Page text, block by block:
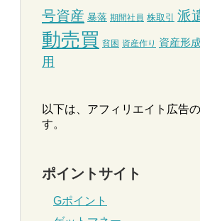
号資産 暴落 期間社員 株取引 派
動売買 貧困 資産作り 資産形
用
以下は、アフィリエイト広告
す。
ポイントサイト
Gポイント